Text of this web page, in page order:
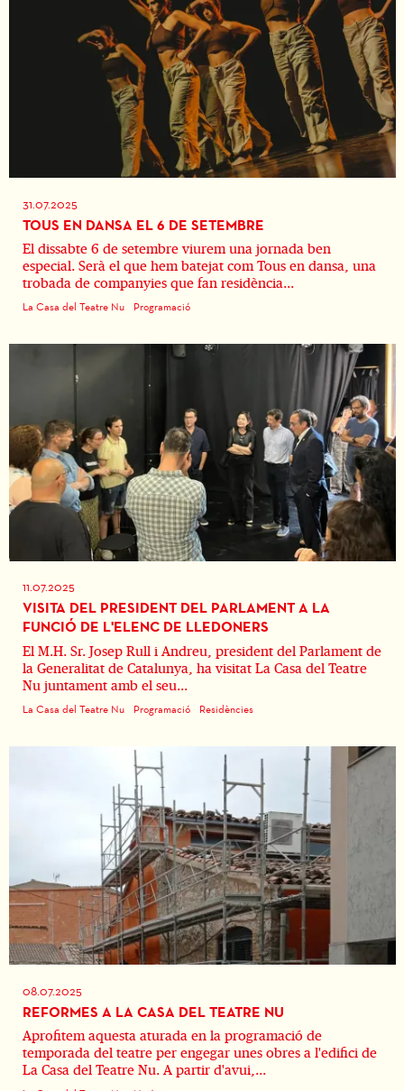
31.07.2025
TOUS EN DANSA EL 6 DE SETEMBRE
El dissabte 6 de setembre viurem una jornada ben
especial. Serà el que hem batejat com Tous en dansa, una
trobada de companyies que fan residència...
La Casa del Teatre Nu Programació
11.07.2025
VISITA DEL PRESIDENT DEL PARLAMENT A LA
FUNCIÓ DE L'ELENC DE LLEDONERS
El M.H. Sr. Josep Rull i Andreu, president del Parlament de
la Generalitat de Catalunya, ha visitat La Casa del Teatre
Nu juntament amb el seu...
La Casa del Teatre Nu Programació Residències
08.07.2025
REFORMES A LA CASA DEL TEATRE NU
Aprofitem aquesta aturada en la programació de
temporada del teatre per engegar unes obres a l'edifici de
La Casa del Teatre Nu. A partir d'avui,...